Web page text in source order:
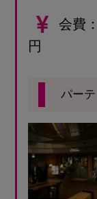
会費
円
パー